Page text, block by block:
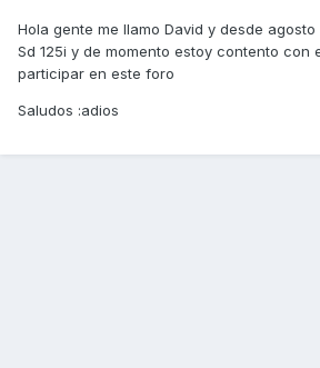
Hola gente me llamo David y desde
Sd 125i y de momento estoy contento con
participar en este foro
Saludos :adios